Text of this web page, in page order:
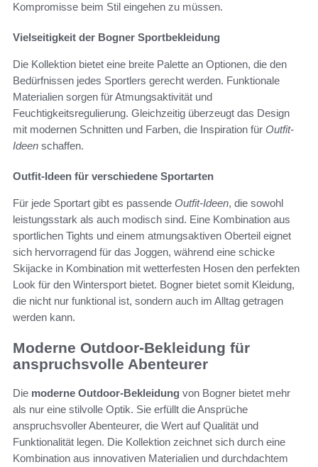
Kompromisse beim Stil eingehen zu müssen.
Vielseitigkeit der Bogner Sportbekleidung
Die Kollektion bietet eine breite Palette an Optionen, die den
Bedürfnissen jedes Sportlers gerecht werden. Funktionale
Materialien sorgen für Atmungsaktivität und
Feuchtigkeitsregulierung. Gleichzeitig überzeugt das Design
mit modernen Schnitten und Farben, die Inspiration für Outfit-
Ideen schaffen.
Outfit-Ideen für verschiedene Sportarten
Für jede Sportart gibt es passende Outfit-Ideen, die sowohl
leistungsstark als auch modisch sind. Eine Kombination aus
sportlichen Tights und einem atmungsaktiven Oberteil eignet
sich hervorragend für das Joggen, während eine schicke
Skijacke in Kombination mit wetterfesten Hosen den perfekten
Look für den Wintersport bietet. Bogner bietet somit Kleidung,
die nicht nur funktional ist, sondern auch im Alltag getragen
werden kann.
Moderne Outdoor-Bekleidung für
anspruchsvolle Abenteurer
Die moderne Outdoor-Bekleidung von Bogner bietet mehr
als nur eine stilvolle Optik. Sie erfüllt die Ansprüche
anspruchsvoller Abenteurer, die Wert auf Qualität und
Funktionalität legen. Die Kollektion zeichnet sich durch eine
Kombination aus innovativen Materialien und durchdachtem